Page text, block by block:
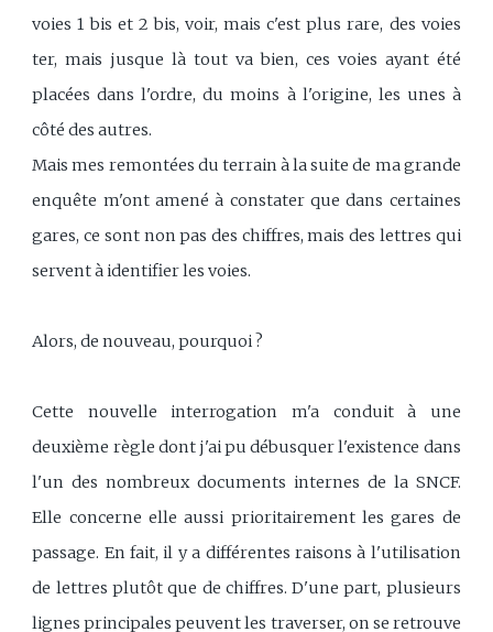
voies 1 bis et 2 bis, voir, mais c'est plus rare, des voies
ter, mais jusque là tout va bien, ces voies ayant été
placées dans l'ordre, du moins à l'origine, les unes à
côté des autres.
Mais mes remontées du terrain à la suite de ma grande
enquête m'ont amené à constater que dans certaines
gares, ce sont non pas des chiffres, mais des lettres qui
servent à identifier les voies.
Alors, de nouveau, pourquoi ?
Cette nouvelle interrogation m'a conduit à une
deuxième règle dont j'ai pu débusquer l'existence dans
l'un des nombreux documents internes de la SNCF.
Elle concerne elle aussi prioritairement les gares de
passage. En fait, il y a différentes raisons à l'utilisation
de lettres plutôt que de chiffres. D'une part, plusieurs
lignes principales peuvent les traverser, on se retrouve